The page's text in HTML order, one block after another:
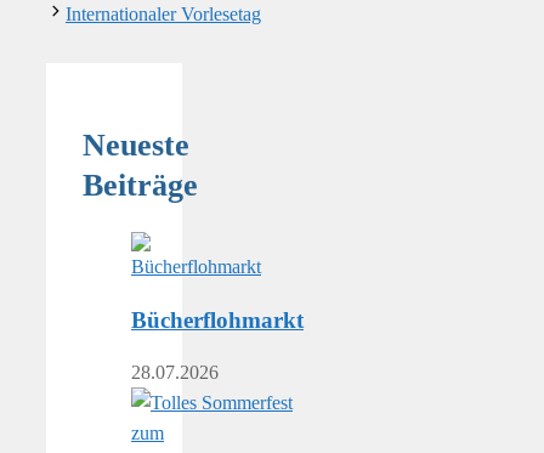
Internationaler Vorlesetag
Neueste
Beiträge
Bücherflohmarkt
28.07.2026